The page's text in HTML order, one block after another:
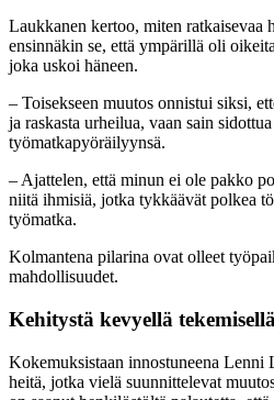
Laukkanen kertoo, miten ratkaisevaa
ensinnäkin se, että ympärillä oli
joka uskoi häneen.
– Toisekseen muutos onnistui siksi,
ja raskasta urheilua, vaan sain
työmatkapyöräilyynsä.
– Ajattelen, että minun ei ole pakko
niitä ihmisiä, jotka tykkäävät polkea
työmatka.
Kolmantena pilarina ovat olleet
mahdollisuudet.
Kehitystä kevyellä tekemisellä
Kokemuksistaan innostuneena Lenni
heitä, jotka vielä suunnittelevat